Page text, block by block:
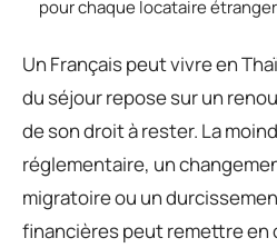
pour chaque locataire étranger
Un Français peut vivre en
du séjour repose sur un
de son droit à rester. La
réglementaire, un
migratoire ou un
financières peut remettre en